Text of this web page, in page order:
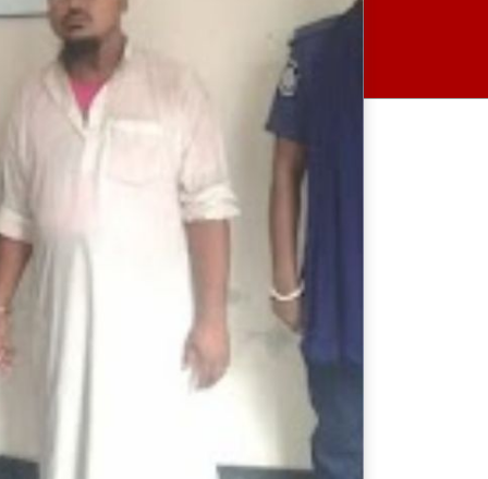
মুন্সীগঞ্জে ৪ কেজি গাঁজাসহ রিয়াদ
গ্রেপ্তার
বাংলাদেশকে চাপে রাখতে ভারত
সরকার ‘হাসিনা কার্ড’ খেলছে:
সাইফুল হক
‘এই রকম এতিম দশায় ওপেন করা
হইলো কেনো’: প্রশ্ন ফারুকীর
আজ ডিজিএফআইয়ের গোপন
বন্দিশালা জেআইসি পরিদর্শনে
যাচ্ছেন ট্রাইব্যুনাল
সিন্ডিকেট ভেঙে কৃষকদের লাভ